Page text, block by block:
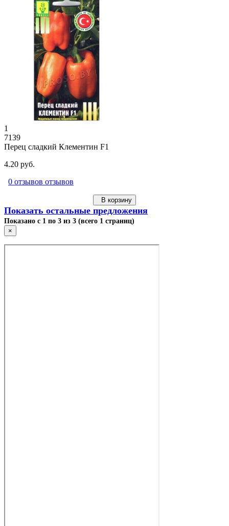
1
7139
Перец сладкий Клементин F1
4.20 руб.
0 отзывов отзывов
В корзину
Показать остальные предложения
Показано с 1 по 3 из 3 (всего 1 страниц)
×